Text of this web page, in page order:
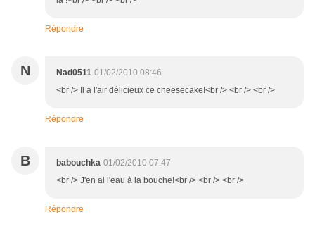
Répondre
N Nad0511 01/02/2010 08:46
<br /> Il a l'air délicieux ce cheesecake!<br /> <br /> <br />
Répondre
B babouchka 01/02/2010 07:47
<br /> J'en ai l'eau à la bouche!<br /> <br /> <br />
Répondre